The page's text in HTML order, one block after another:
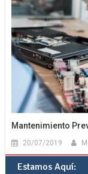
Mantenimiento
20/07/2019
Estamos Aquí: